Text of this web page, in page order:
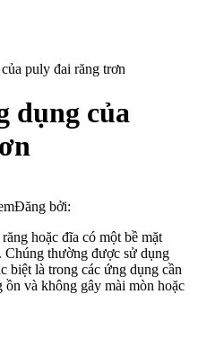
puly đai răng trơn
dụng của
Đăng bởi:
hoặc đĩa có một bề mặt
Chúng thường được sử dụng
biệt là trong các ứng dụng cần
và không gây mài mòn hoặc